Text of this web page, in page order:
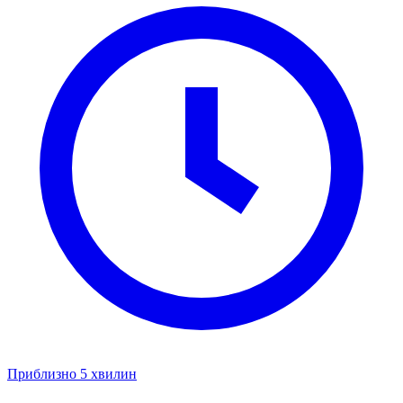
Приблизно 5 хвилин